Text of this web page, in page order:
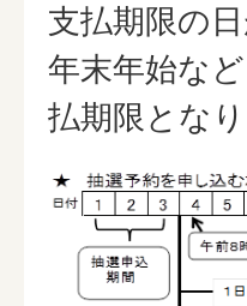
支払期限の
年末年始な
払期限となり